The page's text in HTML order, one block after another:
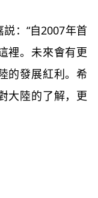
：“自2007年首
裡。未來會有更
的發展紅利。希
大陸的了解，更